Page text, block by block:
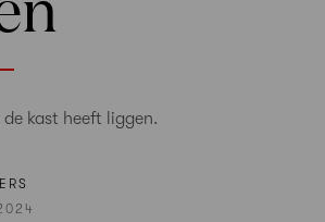
kast heeft liggen.